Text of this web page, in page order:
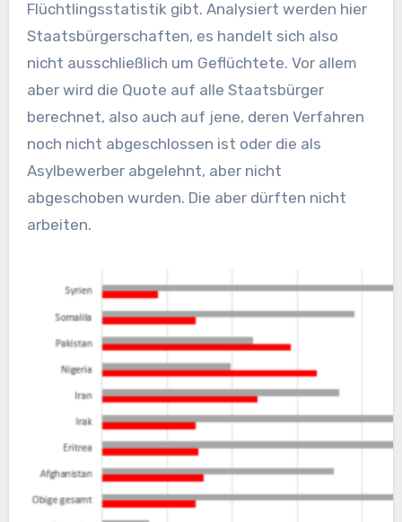
Flüchtlingsstatistik gibt. Analysiert werden hier
Staatsbürgerschaften, es handelt sich also
nicht ausschließlich um Geflüchtete. Vor allem
aber wird die Quote auf alle Staatsbürger
berechnet, also auch auf jene, deren Verfahren
noch nicht abgeschlossen ist oder die als
Asylbewerber abgelehnt, aber nicht
abgeschoben wurden. Die aber dürften nicht
arbeiten.